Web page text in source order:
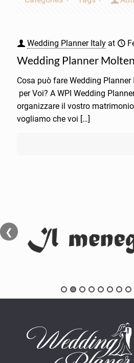
Wedding Planner Italy at
Wedding Planner
Cosa può fare Wedding
per Voi? A WPI Wedding
organizzare il vostro
vogliamo che voi […]
❮